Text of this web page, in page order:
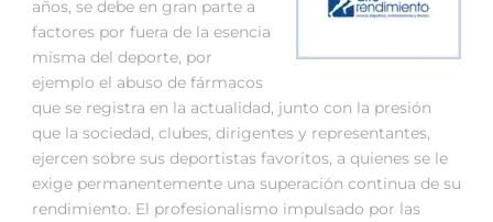
años, se debe en gran parte a
factores por fuera de la esencia
misma del deporte, por
ejemplo el abuso de fármacos
que se registra en la actualidad, junto con la presión
que la sociedad, clubes, dirigentes y representantes,
ejercen sobre sus deportistas favoritos, a quienes se le
exige permanentemente una superación continua de su
rendimiento. El profesionalismo impulsado por las